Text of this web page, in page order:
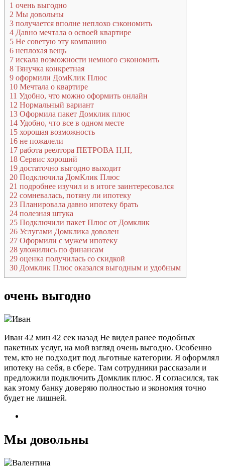
1 очень выгодно
2 Мы довольны
3 получается вполне неплохо сэкономить
4 Давно мечтала о освоей квартире
5 Не советую эту компанию
6 неплохая вещь
7 искала возможности немного сэкономить
8 Тянучка конкретная
9 оформили ДомКлик Плюс
10 Мечтала о квартире
11 Удобно, что можно оформить онлайн
12 Нормальный вариант
13 Оформила пакет Домклик плюс
14 Удобно, что все в одном месте
15 хорошая возможность
16 не пожалели
17 работа реелтора ПЕТРОВА Н,Н,
18 Сервис хороший
19 достаточно выгодно выходит
20 Подключила ДомКлик Плюс
21 подробнее изучил и в итоге заинтересовался
22 сомневалась, потяну ли ипотеку
23 Планировала давно ипотеку брать
24 полезная штука
25 Подключили пакет Плюс от Домклик
26 Услугами Домклика доволен
27 Оформили с мужем ипотеку
28 уложились по финансам
29 оценка получилась со скидкой
30 Домклик Плюс оказался выгодным и удобным
очень выгодно
Иван 42 мин 42 сек назад Не видел ранее подобных
пакетных услуг, на мой взгляд очень выгодно. Особенно
тем, кто не подходит под льготные категории. Я оформлял
ипотеку на себя, в сбере. Там сотрудники рассказали и
предложили подключить Домклик плюс. Я согласился, так
как этому банку доверяю полностью и экономия точно
будет не лишней.
Мы довольны